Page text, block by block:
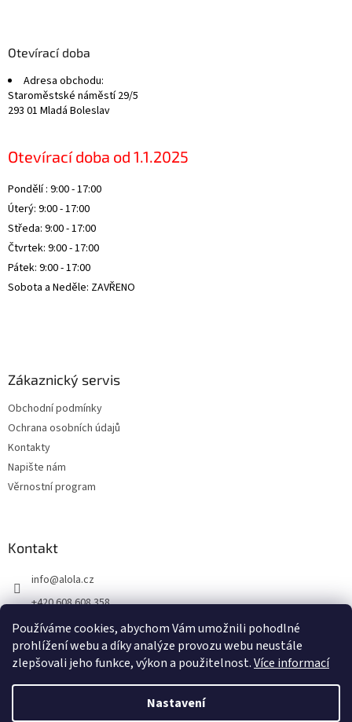
Používáme cookies, abychom Vám umožnili pohodlné
prohlížení webu a díky analýze provozu webu neustále
zlepšovali jeho funkce, výkon a použitelnost.Více informací
Nastavení
Otevírací doba
Adresa obchodu:
Staroměstské náměstí 29/5
293 01 Mladá Boleslav
Otevírací doba od 1.1.2025
Pondělí : 9:00 - 17:00
Úterý: 9:00 - 17:00
Středa: 9:00 - 17:00
Čtvrtek: 9:00 - 17:00
Pátek: 9:00 - 17:00
Sobota a Neděle: ZAVŘENO
Zákaznický servis
Obchodní podmínky
Ochrana osobních údajů
Kontakty
Napište nám
Věrnostní program
Kontakt
info@alola.cz
+420 608 608 358
https://www.facebook.com/alolaCZ
alola.cz/
Vytvořil Shoptet